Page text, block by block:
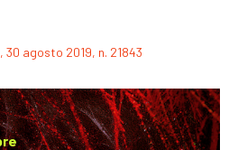
30 agosto 2019, n. 21843